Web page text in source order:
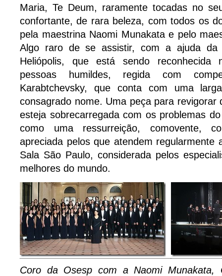
Maria, Te Deum, raramente tocadas no
confortante, de rara beleza, com todos os
pela maestrina Naomi Munakata e pelo
Algo raro de se assistir, com a ajuda da
Heliópolis, que está sendo
pessoas humildes, regida com
Karabtchevsky, que conta com uma
consagrado nome. Uma peça para revigorar
esteja sobrecarregada com os problemas
como uma ressurreição, comovente,
apreciada pelos que atendem regularmente
Sala São Paulo, considerada pelos
melhores do mundo.
Coro da Osesp com a Naomi Munakata,